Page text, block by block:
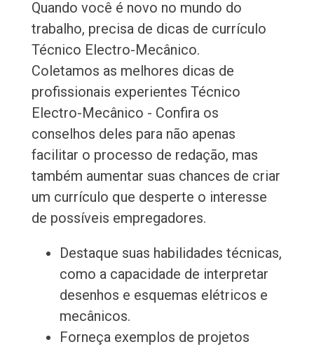
Quando você é novo no mundo do
trabalho, precisa de dicas de currículo
Técnico Electro-Mecânico.
Coletamos as melhores dicas de
profissionais experientes Técnico
Electro-Mecânico - Confira os
conselhos deles para não apenas
facilitar o processo de redação, mas
também aumentar suas chances de criar
um currículo que desperte o interesse
de possíveis empregadores.
Destaque suas habilidades técnicas,
como a capacidade de interpretar
desenhos e esquemas elétricos e
mecânicos.
Forneça exemplos de projetos